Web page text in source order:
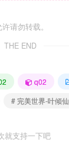
请勿转载。
THE END
q02
# 完美世界-叶倾仙
就支持一下吧